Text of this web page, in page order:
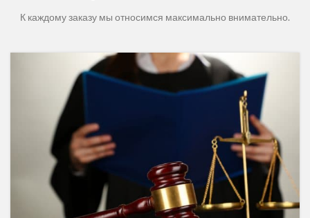
К каждому заказу мы относимся максимально внимательно.